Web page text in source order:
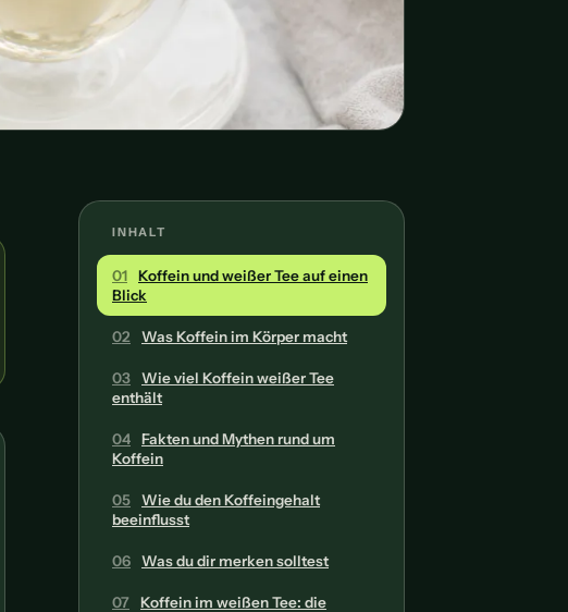
INHALT
01
Koffein und weißer Tee auf einen
Blick
02 Was Koffein im Körper macht
03
Wie viel Koffein weißer Tee
enthält
04
Fakten und Mythen rund um
Koffein
05
Wie du den Koffeingehalt
beeinflusst
06 Was du dir merken solltest
07
Koffein im weißen Tee: die